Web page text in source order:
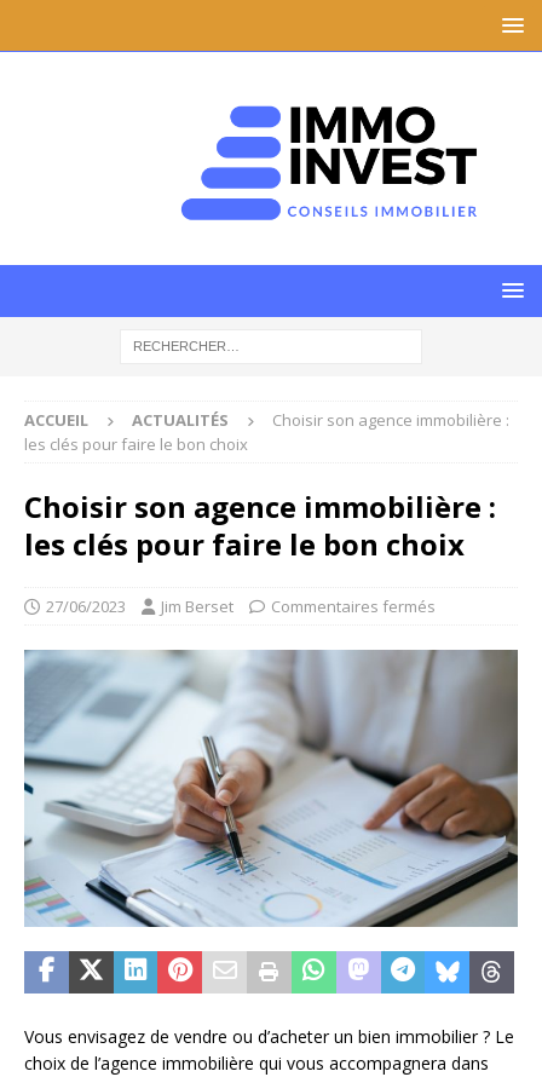
ACCUEIL ACTUALITÉS
Choisir son agence immobilière :
les clés pour faire le bon choix
Choisir son agence immobilière :
les clés pour faire le bon choix
27/06/2023 Jim Berset Commentaires fermés
Vous envisagez de vendre ou d’acheter un bien immobilier ? Le
choix de l’agence immobilière qui vous accompagnera dans